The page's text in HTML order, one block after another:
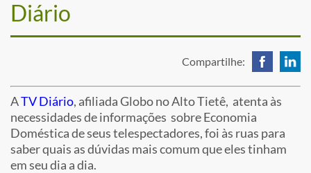
Diário
Compartilhe:
ATV Diário, afiliada Globo no Alto Tietê, atenta às
necessidades de informações sobre Economia
Doméstica de seus telespectadores, foi às ruas para
saber quais as dúvidas mais comum que eles tinham
em seu dia a dia.